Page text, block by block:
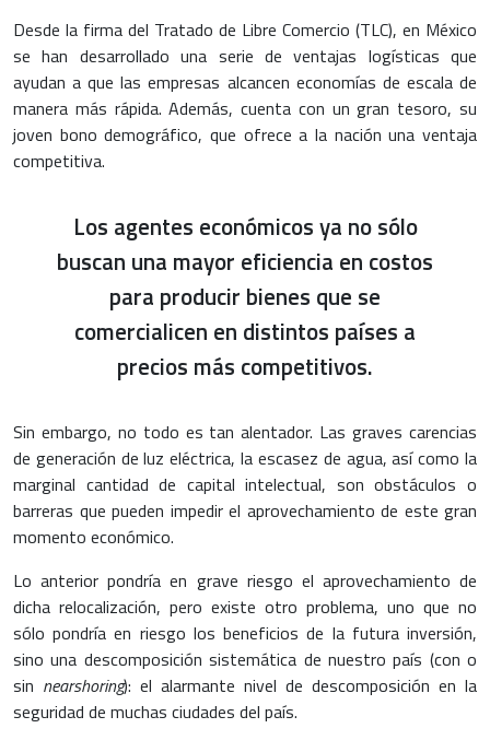
Desde la firma del Tratado de Libre Comercio (TLC), en México
se han desarrollado una serie de ventajas logísticas que
ayudan a que las empresas alcancen economías de escala de
manera más rápida. Además, cuenta con un gran tesoro, su
joven bono demográfico, que ofrece a la nación una ventaja
competitiva.
Los agentes económicos ya no sólo
buscan una mayor eficiencia en costos
para producir bienes que se
comercialicen en distintos países a
precios más competitivos.
Sin embargo, no todo es tan alentador. Las graves carencias
de generación de luz eléctrica, la escasez de agua, así como la
marginal cantidad de capital intelectual, son obstáculos o
barreras que pueden impedir el aprovechamiento de este gran
momento económico.
Lo anterior pondría en grave riesgo el aprovechamiento de
dicha relocalización, pero existe otro problema, uno que no
sólo pondría en riesgo los beneficios de la futura inversión,
sino una descomposición sistemática de nuestro país (con o
sin nearshoring): el alarmante nivel de descomposición en la
seguridad de muchas ciudades del país.